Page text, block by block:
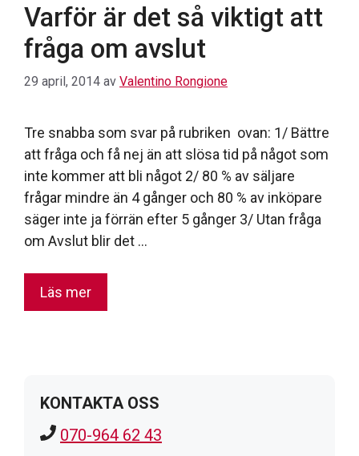
Varför är det så viktigt att
fråga om avslut
29 april, 2014 av Valentino Rongione
Tre snabba som svar på rubriken ovan: 1/ Bättre
att fråga och få nej än att slösa tid på något som
inte kommer att bli något 2/ 80 % av säljare
frågar mindre än 4 gånger och 80 % av inköpare
säger inte ja förrän efter 5 gånger 3/ Utan fråga
om Avslut blir det …
Läs mer
KONTAKTA OSS
070-964 62 43